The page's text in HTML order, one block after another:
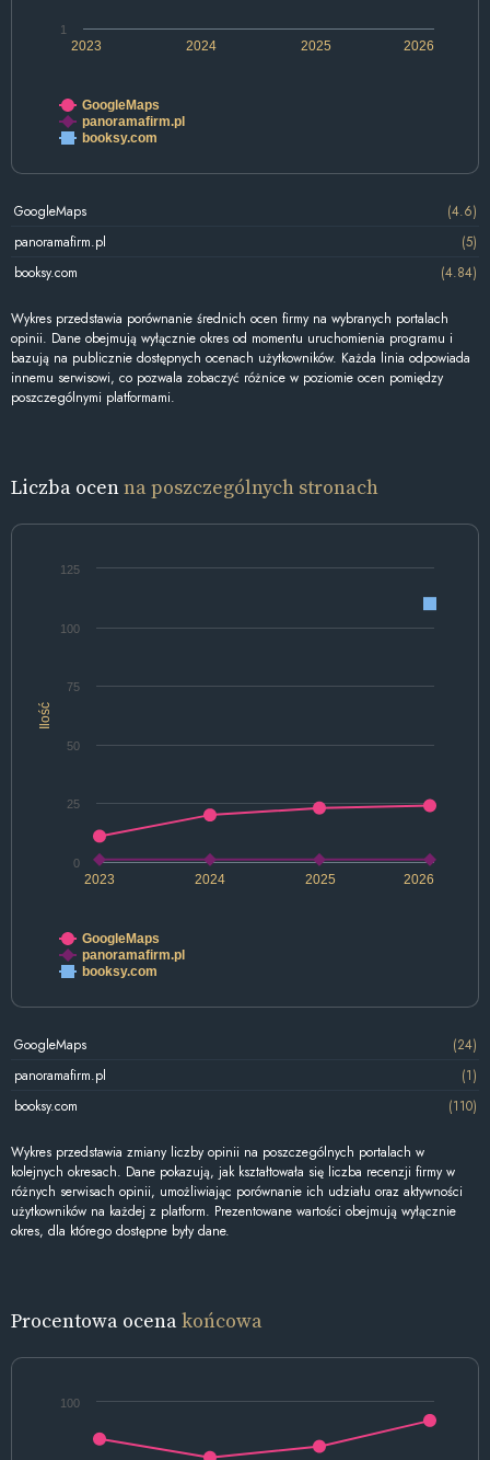
2024 2026
2023 2025
1
GoogleMaps
panoramafirm.pl
booksy.com
GoogleMaps
(4.6)
panoramafirm.pl
(5)
booksy.com
(4.84)
Wykres przedstawia porównanie średnich ocen firmy na wybranych portalach
opinii. Dane obejmują wyłącznie okres od momentu uruchomienia programu i
bazują na publicznie dostępnych ocenach użytkowników. Każda linia odpowiada
innemu serwisowi, co pozwala zobaczyć różnice w poziomie ocen pomiędzy
poszczególnymi platformami.
Liczba ocenna poszczególnych stronach
Ilość
2024 2026
2023 2025
0
25
50
75
100
125
GoogleMaps
panoramafirm.pl
booksy.com
GoogleMaps
(24)
panoramafirm.pl
(1)
booksy.com
(110)
Wykres przedstawia zmiany liczby opinii na poszczególnych portalach w
kolejnych okresach. Dane pokazują, jak kształtowała się liczba recenzji firmy w
różnych serwisach opinii, umożliwiając porównanie ich udziału oraz aktywności
użytkowników na każdej z platform. Prezentowane wartości obejmują wyłącznie
okres, dla którego dostępne były dane.
Procentowa ocenakońcowa
100